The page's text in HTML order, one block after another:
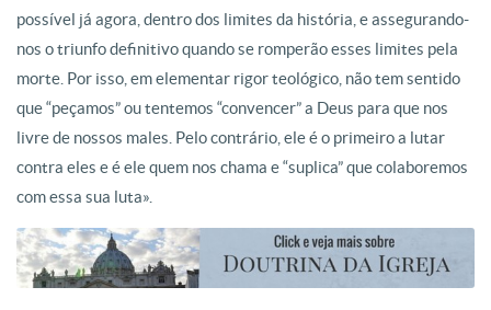
possível já agora, dentro dos limites da história, e assegurando-
nos o triunfo definitivo quando se romperão esses limites pela
morte. Por isso, em elementar rigor teológico, não tem sentido
que “peçamos” ou tentemos “convencer” a Deus para que nos
livre de nossos males. Pelo contrário, ele é o primeiro a lutar
contra eles e é ele quem nos chama e “suplica” que colaboremos
com essa sua luta».